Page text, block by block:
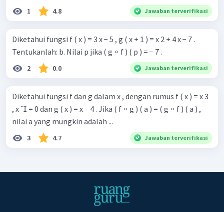
1 4.8 Jawaban terverifikasi
Diketahui fungsi f ( x ) = 3 x − 5 , g ( x + 1 ) = x 2 + 4 x − 7 .
Tentukanlah: b. Nilai p jika ( g ∘ f ) ( p ) = − 7 .
2 0.0 Jawaban terverifikasi
Diketahui fungsi f dan g dalam x , dengan rumus f ( x ) = x 3 ​
, x  = 0 dan g ( x ) = x − 4 . Jika ( f ∘ g ) ( a ) = ( g ∘ f ) ( a ) ,
nilai a yang mungkin adalah ...
3 4.7 Jawaban terverifikasi